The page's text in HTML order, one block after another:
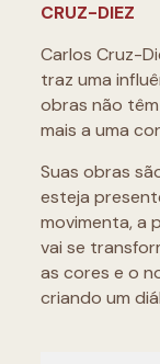
CRUZ-DIEZ
Carlos Cruz-
traz uma
obras não
mais a uma
Suas obras
esteja
movimenta, a
vai se
as cores e o
criando um